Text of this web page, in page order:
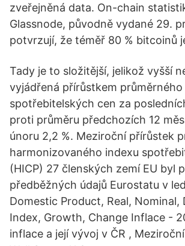
zveřejněná data. On-chain
Glassnode, původně vydané 29.
potvrzují, že téměř 80 % bitcoinů
Tady je to složitější, jelikož vyšší
vyjádřená přírůstkem průměrného
spotřebitelských cen za
proti průměru předchozích 12
únoru 2,2 %. Meziroční přírůstek
harmonizovaného indexu
(HICP) 27 členských zemí EU byl
předběžných údajů Eurostatu v
Domestic Product, Real, Nominal,
Index, Growth, Change Inflace -
inflace a její vývoj v ČR ,